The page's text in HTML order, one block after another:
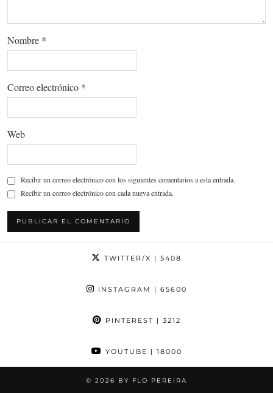
Nombre *
Correo electrónico *
Web
Recibir un correo electrónico con los siguientes comentarios a esta entrada.
Recibir un correo electrónico con cada nueva entrada.
TWITTER/X | 5408
INSTAGRAM | 65600
PINTEREST | 3212
YOUTUBE | 18000
© 2026 BY FLO PEREIRA